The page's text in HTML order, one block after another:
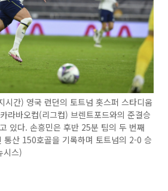
간) 영국 런던의 토트넘 홋스퍼 스타디움
라바오컵(리그컵) 브렌트포드와의 준결승
있다. 손흥민은 후반 25분 팀의 두 번째
통산 150호골을 기록하며 토트넘의 2-0 승
시스)